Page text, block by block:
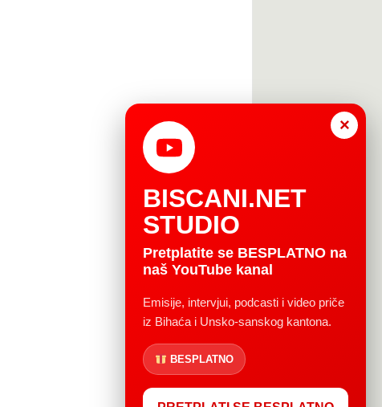
×
BISCANI.NET
STUDIO
Pretplatite se BESPLATNO na
naš YouTube kanal
Emisije, intervjui, podcasti i video priče
iz Bihaća i Unsko-sanskog kantona.
BESPLATNO